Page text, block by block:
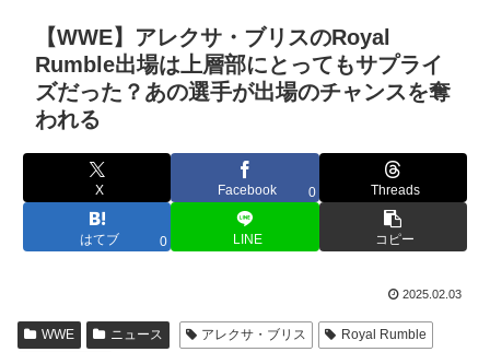
【WWE】アレクサ・ブリスのRoyal
Rumble出場は上層部にとってもサプライ
ズだった？あの選手が出場のチャンスを奪
われる
X Facebook 0 Threads
はてブ 0 LINE コピー
2025.02.03
WWE ニュース アレクサ・ブリス
Royal Rumble